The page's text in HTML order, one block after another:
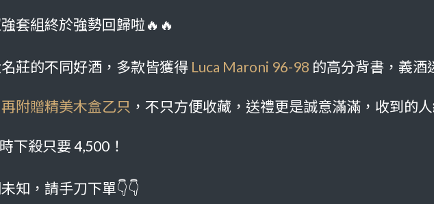
套組終於強勢回歸啦🔥🔥
莊的不同好酒，多款皆獲得 Luca Maroni 96-98 的高分背書，義酒
附贈精美木盒乙只 ，不只方便收藏，送禮更是誠意滿滿，收到的
下殺只要 4,500！
知，請手刀下單👇👇